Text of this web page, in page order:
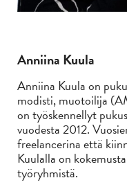
Anniina Kuula
Anniina Kuula on
modisti, muotoilija
on työskennellyt
vuodesta 2012.
freelancerina että
Kuulalla on
työryhmistä.